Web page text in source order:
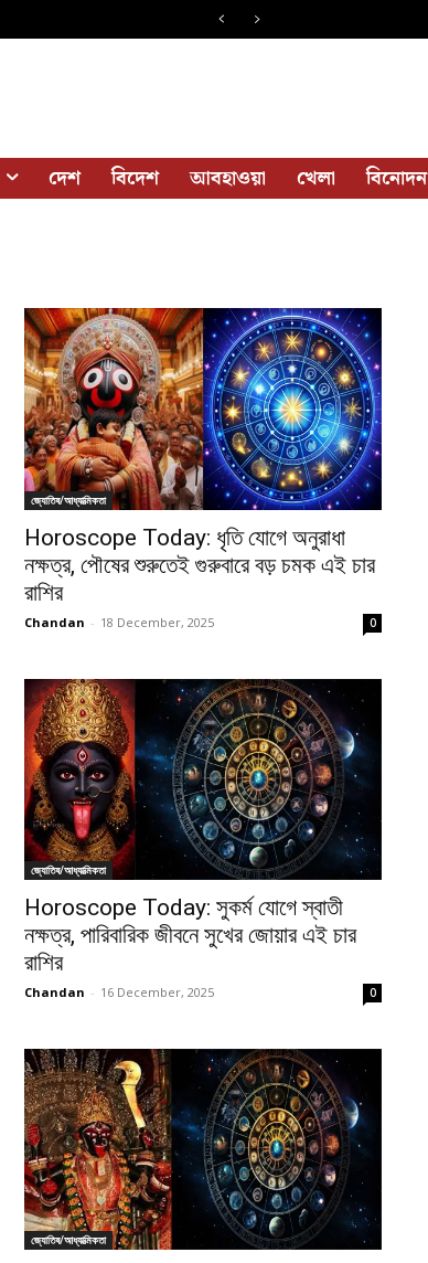
দেশ বিদেশ আবহাওয়া খেলা বিনোদন
জ্যোতিষ/আধ্যাত্মিকতা
Horoscope Today: ধৃতি যোগে অনুরাধা
নক্ষত্র, পৌষের শুরুতেই গুরুবারে বড় চমক এই চার
রাশির
Chandan - 18 December, 2025 0
জ্যোতিষ/আধ্যাত্মিকতা
Horoscope Today: সুকর্ম যোগে স্বাতী
নক্ষত্র, পারিবারিক জীবনে সুখের জোয়ার এই চার
রাশির
Chandan - 16 December, 2025 0
জ্যোতিষ/আধ্যাত্মিকতা